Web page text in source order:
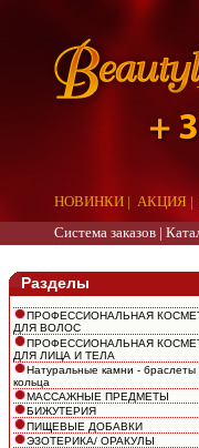
НОВИНКИ | АКЦИЯ |
Система заказов |
Разделы
ПРОФЕССИОНАЛЬНАЯ
ДЛЯ ВОЛОС
ПРОФЕССИОНАЛЬНАЯ
ДЛЯ ЛИЦА И ТЕЛА
Натуральные камни - браслеты
кольца
МАССАЖНЫЕ ПРЕДМЕТЫ
БИЖУТЕРИЯ
ПИЩЕВЫЕ ДОБАВКИ
ЭЗОТЕРИКА/ ОРАКУЛЫ